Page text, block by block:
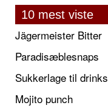
10 mest viste
Jägermeister Bitter
Paradisæblesnaps
Sukkerlage til drinks
Mojito punch